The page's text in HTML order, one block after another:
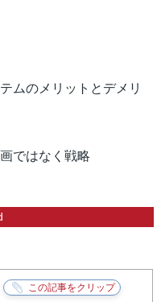
ムのメリットとデメリ
ではなく戦略